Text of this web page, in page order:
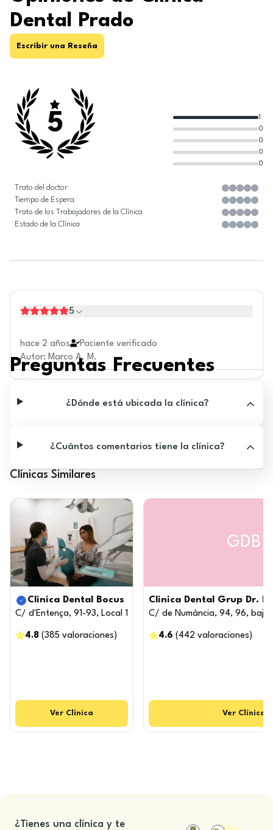
Dental Prado
Escribir una Reseña
5
0
0
0
0
1
Trato del doctor
Tiempo de Espera
Trato de los Trabajadores de la Clínica
Estado de la Clínica
5
hace 2 años
Paciente verificado
Autor: Marco A. M.
Preguntas Frecuentes
¿Dónde está ubicada la clínica?
¿Cuántos comentarios tiene la clínica?
Clínicas Similares
Clinica Dental Bocus
C/ d'Entença, 91-93, Local 1
4.8 (385 valoraciones )
Ver Clínica
GDB
Clinica Dental Grup Dr.
C/ de Numància, 94, 96, bajos
4.6 ( 442 valoraciones )
Ver Clínica
¿Tienes una clínica y te